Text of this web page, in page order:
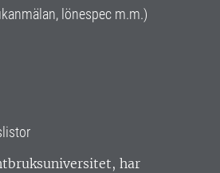
lönespec m.m.)
har